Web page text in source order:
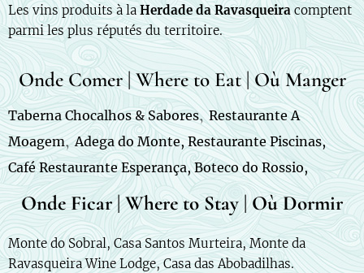
Les vins produits à la Herdade da Ravasqueiracomptent
parmi les plus réputés du territoire.
Onde Comer | Where to Eat | Où Manger
Taberna Chocalhos & Sabores,Restaurante A
Moagem,Adega do Monte, Restaurante Piscinas,
Café Restaurante Esperança, Boteco do Rossio,
Onde Ficar | Where to Stay | Où Dormir
Monte do Sobral, Casa Santos Murteira, Monte da
Ravasqueira Wine Lodge, Casa das Abobadilhas.